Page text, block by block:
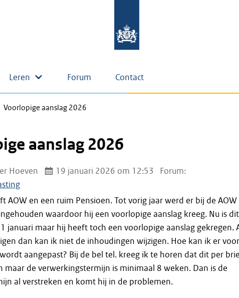
Leren Forum Contact
Voorlopige aanslag 2026
aanslag 2026
Hoeven 19 januari 2026 om 12:53
Forum:
AOW en een ruim Pensioen. Tot vorig jaar werd er bij de AOW
waardoor hij een voorlopige aanslag kreeg. Nu is dit
januari maar hij heeft toch een voorlopige aanslag gekregen.
dan kan ik niet de inhoudingen wijzigen. Hoe kan ik er voor
aangepast? Bij de bel tel. kreeg ik te horen dat dit per
maar de verwerkingstermijn is minimaal 8 weken. Dan is de
al verstreken en komt hij in de problemen.